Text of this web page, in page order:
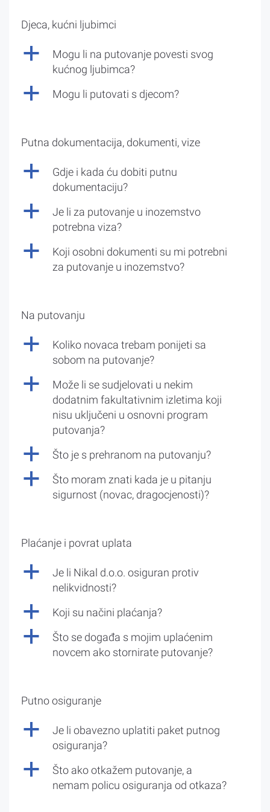
Djeca, kućni ljubimci
a
Mogu li na putovanje povesti svog
kućnog ljubimca?
a Mogu li putovati s djecom?
Putna dokumentacija, dokumenti, vize
a
Gdje i kada ću dobiti putnu
dokumentaciju?
a
Je li za putovanje u inozemstvo
potrebna viza?
a
Koji osobni dokumenti su mi potrebni
za putovanje u inozemstvo?
Na putovanju
a
Koliko novaca trebam ponijeti sa
sobom na putovanje?
a
Može li se sudjelovati u nekim
dodatnim fakultativnim izletima koji
nisu uključeni u osnovni program
putovanja?
a Što je s prehranom na putovanju?
a
Što moram znati kada je u pitanju
sigurnost (novac, dragocjenosti)?
Plaćanje i povrat uplata
a
Je li Nikal d.o.o. osiguran protiv
nelikvidnosti?
a Koji su načini plaćanja?
a
Što se događa s mojim uplaćenim
novcem ako stornirate putovanje?
Putno osiguranje
a
Je li obavezno uplatiti paket putnog
osiguranja?
a
Što ako otkažem putovanje, a
nemam policu osiguranja od otkaza?